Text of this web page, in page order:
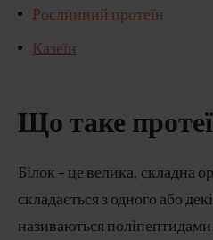
Рослинний протеїн
Казеїн
Що таке
Білок - це велика, складна
складається з одного або
називаються